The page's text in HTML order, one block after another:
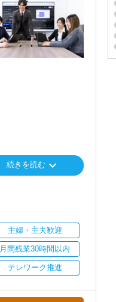
続きを読む keyboard_arrow_down
主婦・主夫歓迎
月間残業30時間以内
テレワーク推進